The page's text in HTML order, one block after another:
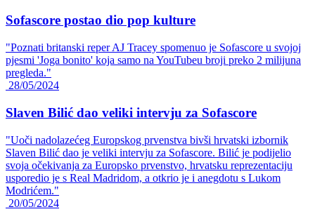
Sofascore postao dio pop kulture
"Poznati britanski reper AJ Tracey spomenuo je Sofascore u svojoj
pjesmi 'Joga bonito' koja samo na YouTubeu broji preko 2 milijuna
pregleda."
28/05/2024
Slaven Bilić dao veliki intervju za Sofascore
"Uoči nadolazećeg Europskog prvenstva bivši hrvatski izbornik
Slaven Bilić dao je veliki intervju za Sofascore. Bilić je podijelio
svoja očekivanja za Europsko prvenstvo, hrvatsku reprezentaciju
usporedio je s Real Madridom, a otkrio je i anegdotu s Lukom
Modrićem."
20/05/2024